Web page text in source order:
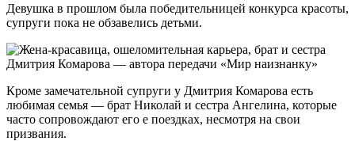
Девушка в прошлом была победительницей конкурса красоты,
супруги пока не обзавелись детьми.
Кроме замечательной супруги у Дмитрия Комарова есть
любимая семья — брат Николай и сестра Ангелина, которые
часто сопровождают его е поездках, несмотря на свои
призвания.